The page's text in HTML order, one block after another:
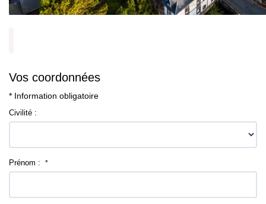
Vos coordonnées
* Information obligatoire
Civilité :
Prénom : *